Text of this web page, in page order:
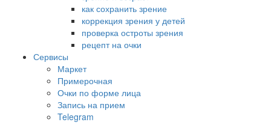
как сохранить зрение
коррекция зрения у детей
проверка остроты зрения
рецепт на очки
Сервисы
Маркет
Примерочная
Очки по форме лица
Запись на прием
Telegram